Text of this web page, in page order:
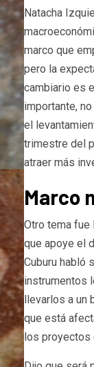
Natacha
marco que
pero la
cambiario es
importante,
el
trimestre del
atraer más
Marco
Otro tema fue
que apoye el
Cuburu habló
instrumentos
llevarlos a un
que está
los proyectos